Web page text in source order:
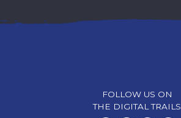
FOLLOW US ON
THE DIGITAL TRAILS